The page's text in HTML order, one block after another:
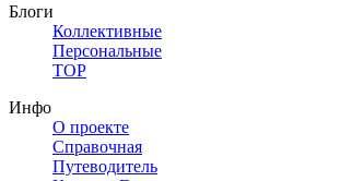
Блоги
Коллективные
Персональные
TOP
Инфо
О проекте
Справочная
Путеводитель